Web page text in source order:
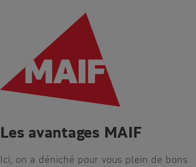
Les avantages MAIF
Ici, on a déniché pour vous plein de bons